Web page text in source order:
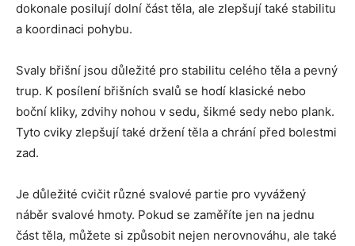
dokonale posilují dolní část těla, ale zlepšují také stabilitu
a koordinaci pohybu.
Svaly břišní jsou důležité pro stabilitu celého těla a pevný
trup. K posílení břišních svalů se hodí klasické nebo
boční kliky, zdvihy nohou v sedu, šikmé sedy nebo plank.
Tyto cviky zlepšují také držení těla a chrání před bolestmi
zad.
Je důležité cvičit různé svalové partie pro vyvážený
náběr svalové hmoty. Pokud se zaměříte jen na jednu
část těla, můžete si způsobit nejen nerovnováhu, ale také